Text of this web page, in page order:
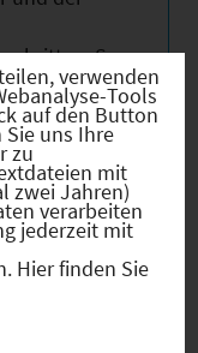
So
–
und
verwenden
Tools
auf den Button
Sie uns Ihre
zu
mit
zwei Jahren)
verarbeiten
jederzeit mit
Hier finden Sie